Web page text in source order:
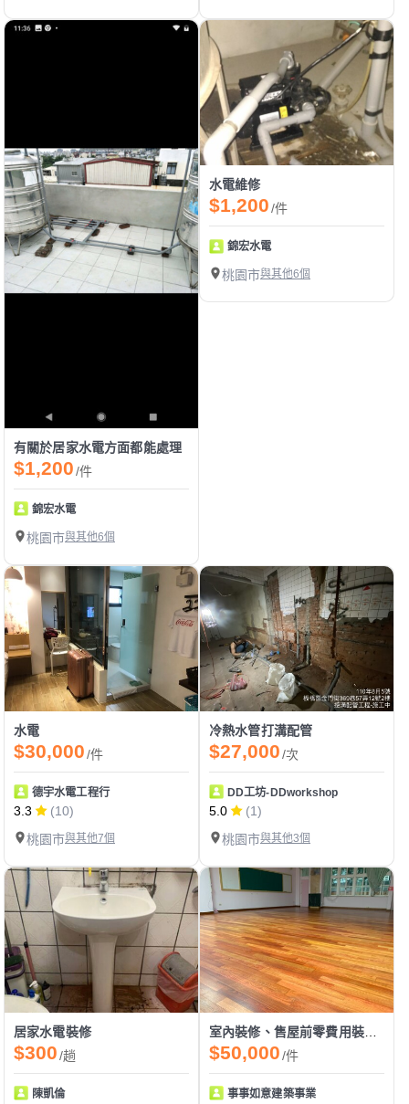
有關於居家水電方面都能處理
$1,200/件
錦宏水電
桃園市與其他6個
水電維修
$1,200/件
錦宏水電
桃園市與其他6個
水電
$30,000/件
德宇水電工程行
3.3
(10)
桃園市與其他7個
冷熱水管打溝配管
$27,000/次
DD工坊-DDworkshop
5.0
(1)
桃園市與其他3個
居家水電裝修
$300/趟
陳凱倫
室內裝修、售屋前零費用裝修包裝、衛浴整修、防水抓漏、智慧宅建置、房屋檢驗
$50,000/件
事事如意建築事業